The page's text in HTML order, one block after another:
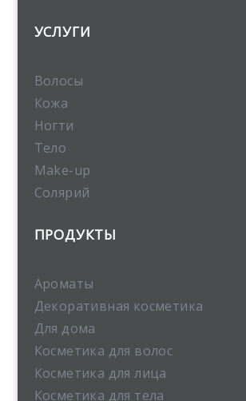
УСЛУГИ
Волосы
Кожа
Ногти
Тело
Make-up
Солярий
ПРОДУКТЫ
Ароматы
Декоративная косметика
Для дома
Косметика для волос
Косметика для лица
Косметика для тела